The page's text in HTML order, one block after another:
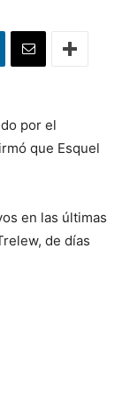
por el
que Esquel
en las últimas
de días